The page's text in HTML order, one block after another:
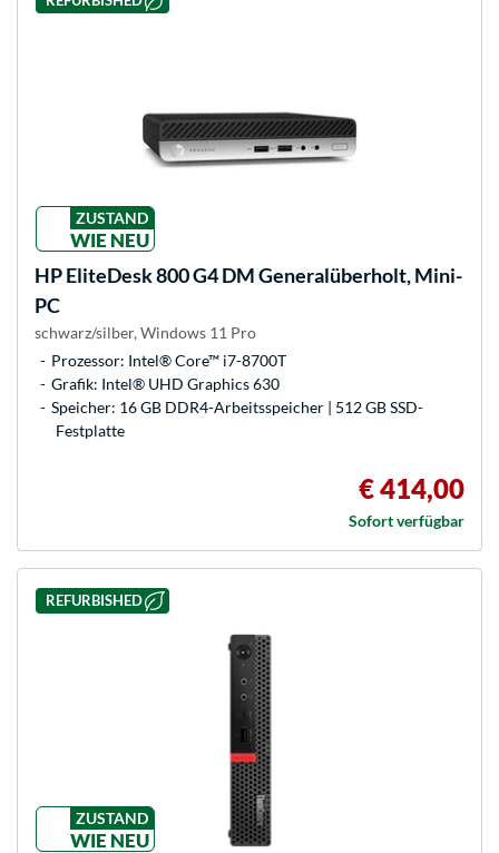
ZUSTAND
WIE NEU
HPEliteDesk 800 G4 DM Generalüberholt, Mini-
PC
schwarz/silber, Windows 11 Pro
Prozessor: Intel® Core™ i7-8700T
Grafik: Intel® UHD Graphics 630
Speicher: 16 GB DDR4-Arbeitsspeicher | 512 GB SSD-
Festplatte
€ 414,00
Sofort verfügbar
REFURBISHED
ZUSTAND
WIE NEU